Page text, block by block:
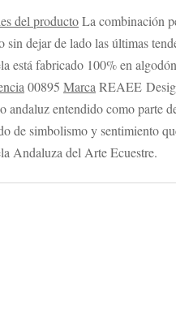
del productoLa combinación
sin dejar de lado las últimas
está fabricado 100% en
00895 Marca REAEE
andaluz entendido como parte
de simbolismo y sentimiento
Andaluza del Arte Ecuestre.